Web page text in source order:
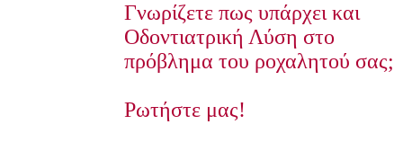
Γνωρίζετε πως υπάρχει και
Οδοντιατρική Λύση στο
πρόβλημα του ροχαλητού σας;
Ρωτήστε μας!